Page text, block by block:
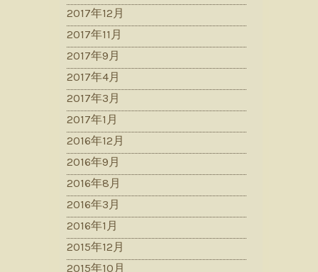
2017年12月
2017年11月
2017年9月
2017年4月
2017年3月
2017年1月
2016年12月
2016年9月
2016年8月
2016年3月
2016年1月
2015年12月
2015年10月